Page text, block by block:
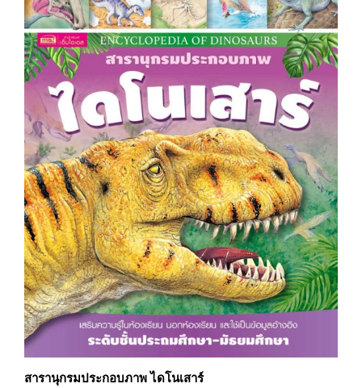
สารานุกรมประกอบภาพ ไดโนเสาร์